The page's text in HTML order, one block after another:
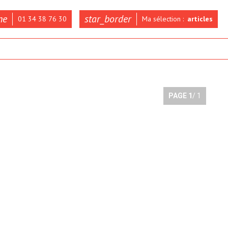
01 34 38 76 30 star_border Ma sélection : articles
PAGE 1 / 1